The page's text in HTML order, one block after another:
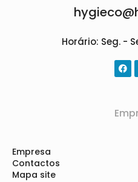
Horário: Seg. -
Empresa
Contactos
Mapa site